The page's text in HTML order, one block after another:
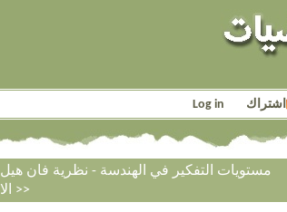
اشتراك Log in
<< مستويات التفكير في الهندسة - نظرية فان هيل
الابتدائية >>